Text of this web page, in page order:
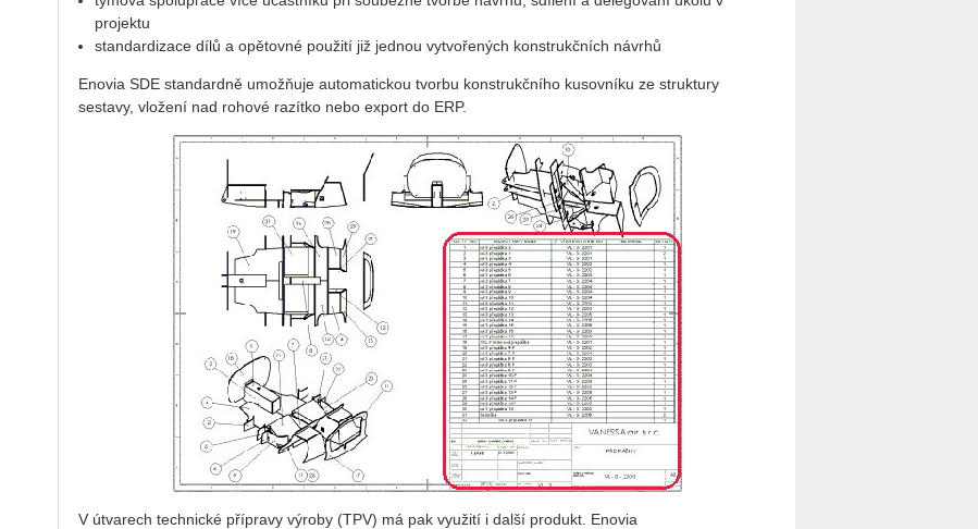
projektu
standardizace dílů a opětovné použití již jednou vytvořených konstrukčních návrhů
Enovia SDE standardně umožňuje automatickou tvorbu konstrukčního kusovníku ze struktury
sestavy, vložení nad rohové razítko nebo export do ERP.
V útvarech technické přípravy výroby (TPV) má pak využití i další produkt. Enovia